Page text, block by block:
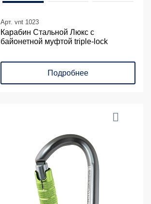
Арт. vnt 1023
Карабин Стальной Люкс с
байонетной муфтой triple-lock
Подробнее